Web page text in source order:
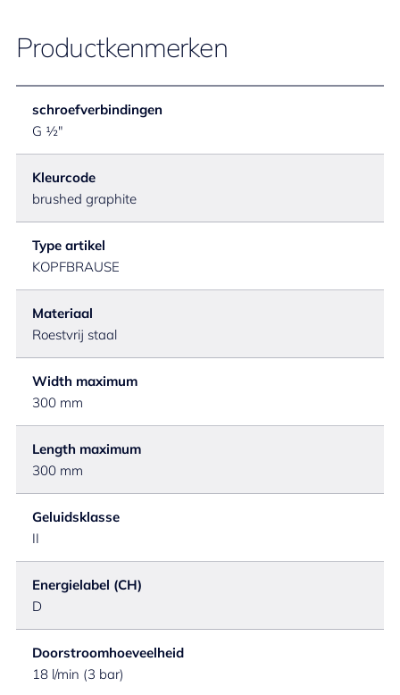
Productkenmerken
schroefverbindingen
G ½"
Kleurcode
brushed graphite
Type artikel
KOPFBRAUSE
Materiaal
Roestvrij staal
Width maximum
300 mm
Length maximum
300 mm
Geluidsklasse
II
Energielabel (CH)
D
Doorstroomhoeveelheid
18 l/min (3 bar)